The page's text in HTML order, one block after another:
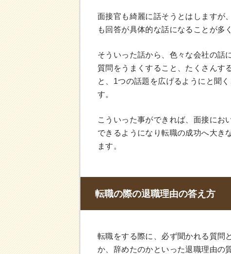
面接官も綺麗に話そうとはしますが
も回答が具体的な話になることが多
そういった話から、色々な会社の話
質問をうまくすること、たくさんす
と、1つの話題を広げるようにと聞
す。
こういった事ができれば、面接にお
できるようになり転職の成功へ大き
ます。
転職の際の退職理由の答え方
転職をする際に、必ず聞かれる質問
か、辞めたのかといった退職理由の